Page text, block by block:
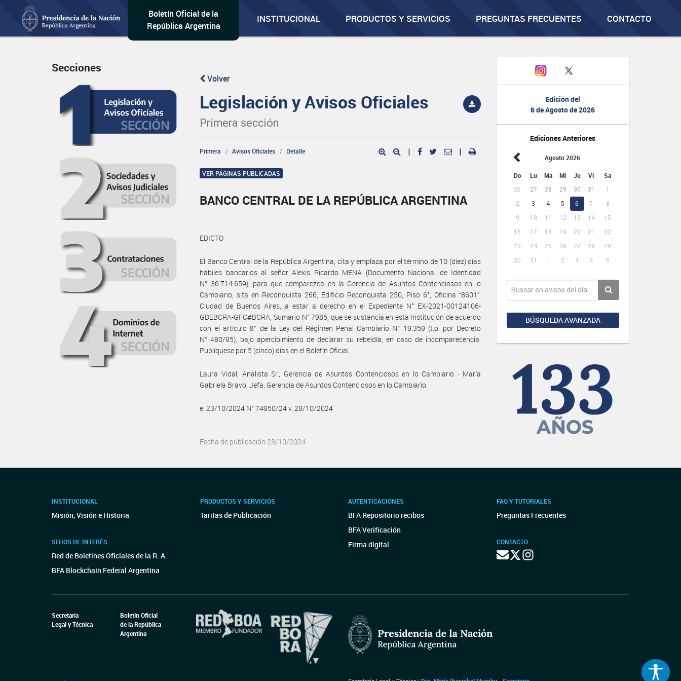
Boletín Oficial de la
República Argentina
INSTITUCIONAL PRODUCTOS Y SERVICIOS PREGUNTAS FRECUENTES CONTACTO
Edición del
6 de Agosto de 2026
Ediciones Anteriores
Agosto 2026
Do Lu Ma Mi Ju Vi Sa
26 27 28 29 30 31
1
2
3 4 5 6 7
8
9
10 11 12 13 14
15
16
17 18 19 20 21
22
23
24 25 26 27 28
29
30
31 1 2 3 4 5
BÚSQUEDA AVANZADA
Secciones
Volver
Legislación y Avisos Oficiales
Primera sección
Primera Avisos Oficiales Detalle | |
VER PÁGINAS PUBLICADAS
BANCO CENTRAL DE LA REPÚBLICA ARGENTINA
EDICTO
El Banco Central de la República Argentina, cita y emplaza por el término de 10 (diez) días
hábiles bancarios al señor Alexis Ricardo MENA (Documento Nacional de Identidad
N° 36.714.659), para que comparezca en la Gerencia de Asuntos Contenciosos en lo
Cambiario, sita en Reconquista 266, Edificio Reconquista 250, Piso 6°, Oficina “8601”,
Ciudad de Buenos Aires, a estar a derecho en el Expediente N° EX-2021-00124106-
GDEBCRA-GFC#BCRA, Sumario N° 7985, que se sustancia en esta Institución de acuerdo
con el artículo 8° de la Ley del Régimen Penal Cambiario N° 19.359 (t.o. por Decreto
N° 480/95), bajo apercibimiento de declarar su rebeldía, en caso de incomparecencia.
Publíquese por 5 (cinco) días en el Boletín Oficial.
Laura Vidal, Analista Sr., Gerencia de Asuntos Contenciosos en lo Cambiario - María
Gabriela Bravo, Jefa, Gerencia de Asuntos Contenciosos en lo Cambiario.
e. 23/10/2024 N° 74950/24 v. 29/10/2024
Fecha de publicación 23/10/2024
INSTITUCIONAL
Misión, Visión e Historia
SITIOS DE INTERÉS
Red de Boletines Oficiales de la R. A.
BFA Blockchain Federal Argentina
PRODUCTOS Y SERVICIOS
Tarifas de Publicación
AUTENTICACIONES
BFA Repositorio recibos
BFA Verificación
Firma digital
FAQ Y TUTORIALES
Preguntas Frecuentes
CONTACTO
Secretaría
Legal y Técnica
Boletín Oficial
de la República
Argentina